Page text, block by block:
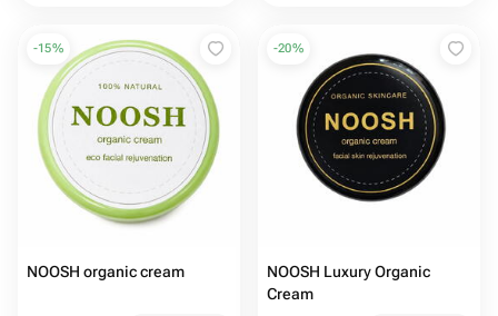
-15%
NOOSH organic cream
-20%
NOOSH Luxury Organic
Cream